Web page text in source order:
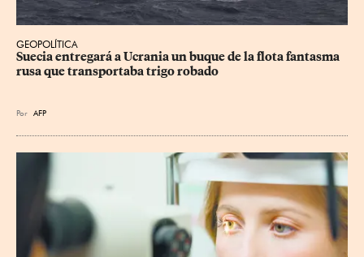
GEOPOLÍTICA
Suecia entregará a Ucrania un buque de la flota fantasma
rusa que transportaba trigo robado
Por AFP